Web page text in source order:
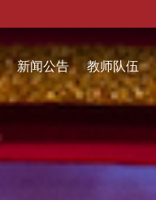
新闻公告 教师队伍